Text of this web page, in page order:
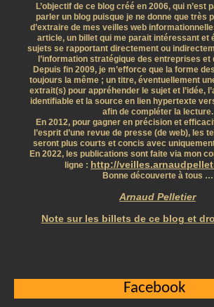
L’objectif de ce blog créé en 2006, qui n’est
parler un blog puisque je ne donne que très
d’extraire de mes veilles web
article, un billet qui me parait intéressant et
sujets se rapportant directement ou
l’information stratégique des entreprises
Depuis fin 2009, je m’efforce que la forme
toujours la même ; un titre, éventuellement
extrait(s) pour appréhender le sujet et l’idée,
identifiable et la source en lien hypertexte
afin de compléter la lecture.
En 2012, pour gagner en précision et
l’esprit d’une revue de presse (de web), les
seront plus courts et concis avec
En 2022, les publications sont faite via mon
ligne : http://
Bonne découverte à tous …
Arnaud Pelletier
Note sur les billets de ce blog et
Facebook